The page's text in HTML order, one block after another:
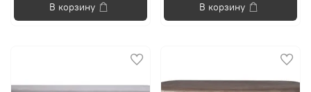
В корзину В корзину